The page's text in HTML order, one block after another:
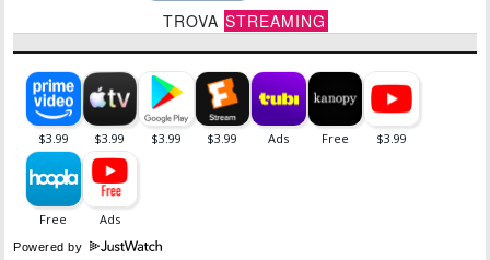
TROVA STREAMING
Powered by